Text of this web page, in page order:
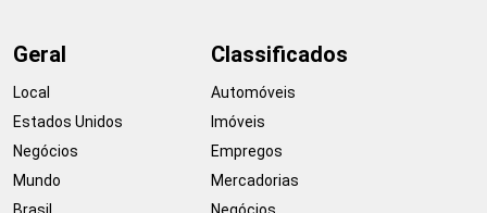
Geral
Local
Estados Unidos
Negócios
Mundo
Classificados
Automóveis
Imóveis
Empregos
Mercadorias